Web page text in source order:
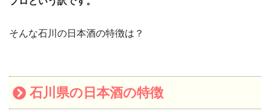
そんな石川の日本酒の特徴は？
石川県の日本酒の特徴